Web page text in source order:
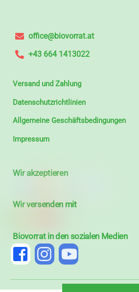
office@biovorrat.at
+43 664 1413022
Versand und Zahlung
Datenschutzrichtlinien
Allgemeine Geschäftsbedingungen
Impressum
Wir akzeptieren
Wir versenden mit
Biovorrat in den sozialen Medien